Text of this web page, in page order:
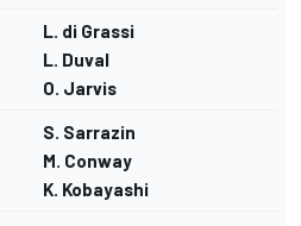
L. di Grassi
L. Duval
O. Jarvis
S. Sarrazin
M. Conway
K. Kobayashi